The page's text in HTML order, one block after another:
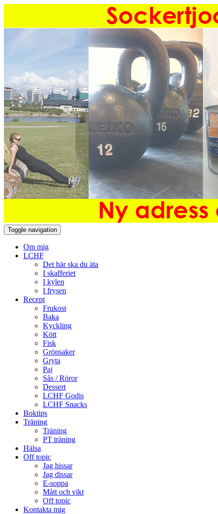
Toggle navigation
Om mig
LCHF
Det här ska du äta
I skafferiet
I kylen
I frysen
Recept
Frukost
Baka
Kyckling
Kött
Fisk
Grönsaker
Gryta
Paj
Sås / Röror
Dessert
LCHF Godis
LCHF Snacks
Boktips
Träning
Träning
PT träning
Hälsa
Off topic
Jag hissar
Jag dissar
E-soppa
Mått och vikt
Off topic
Kontakta mig